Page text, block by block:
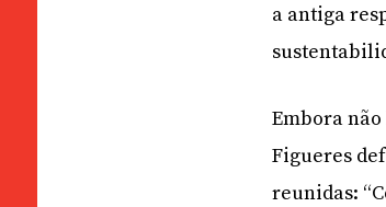
a antiga
Embora
Figueres
reunidas: